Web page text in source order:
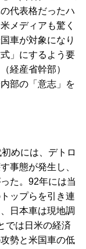
代表格だったハ
メディアも驚く
車が対象になり
」にするよう要
経産省幹部）
部の「意志」を
めには、デトロ
事態が発生し、
た。92年には当
ップらを引き連
日本車は現地調
では日米の経済
勢と米国車の低